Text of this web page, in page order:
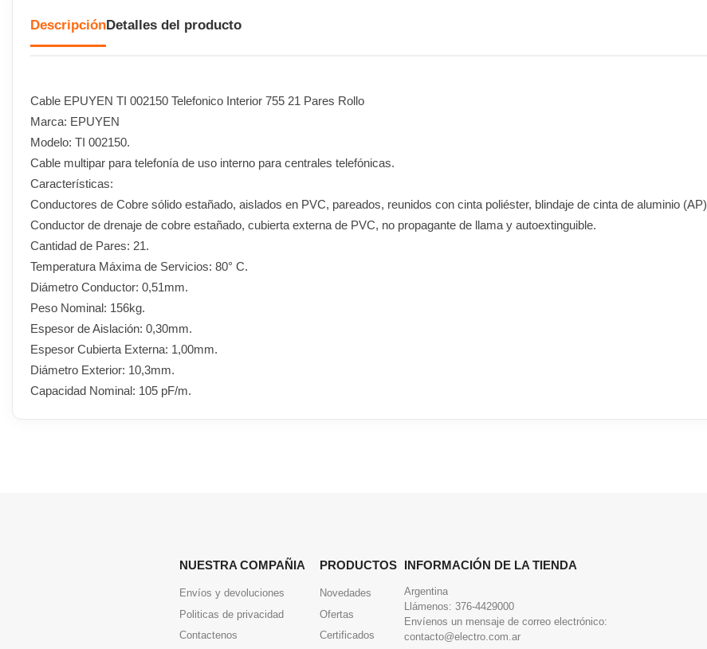
DescripciónDetalles del producto
Cable EPUYEN TI 002150 Telefonico Interior 755 21 Pares Rollo
Marca: EPUYEN
Modelo: TI 002150.
Cable multipar para telefonía de uso interno para centrales telefónicas.
Características:
Conductores de Cobre sólido estañado, aislados en PVC, pareados, reunidos con cinta poliéster, blindaje de cinta de aluminio (AP)
Conductor de drenaje de cobre estañado, cubierta externa de PVC, no propagante de llama y autoextinguible.
Cantidad de Pares: 21.
Temperatura Máxima de Servicios: 80° C.
Diámetro Conductor: 0,51mm.
Peso Nominal: 156kg.
Espesor de Aislación: 0,30mm.
Espesor Cubierta Externa: 1,00mm.
Diámetro Exterior: 10,3mm.
Capacidad Nominal: 105 pF/m.
NUESTRA COMPAÑIA
Envíos y devoluciones
Politicas de privacidad
Contactenos
PRODUCTOS
Novedades
Ofertas
Certificados
INFORMACIÓN DE LA TIENDA
Argentina
Llámenos: 376-4429000
Envíenos un mensaje de correo electrónico:
contacto@electro.com.ar